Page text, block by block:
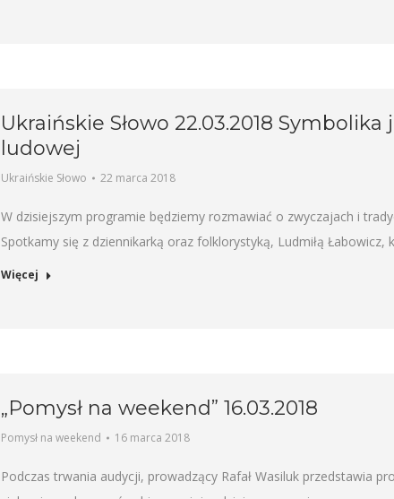
Ukraińskie Słowo 22.03.2018
ludowej
Ukraińskie Słowo 22 marca 2018
W dzisiejszym programie będziemy rozmawiać o zwyczajach i
Spotkamy się z dziennikarką oraz folklorystyką, Ludmiłą
Więcej
„Pomysł na weekend” 16.03.2018
Pomysł na weekend 16 marca 2018
Podczas trwania audycji, prowadzący Rafał Wasiluk przedstawia